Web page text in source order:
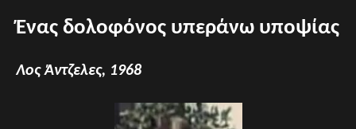
Ένας δολοφόνος υπεράνω υποψίας
Λος Άντζελες, 1968